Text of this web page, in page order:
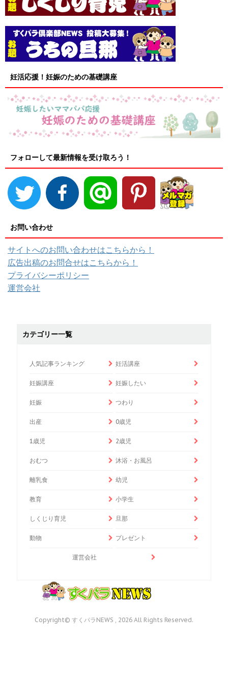
妊活応援！妊娠のための基礎講座
フォローして最新情報を受け取ろう！
お問い合わせ
サイトへのお問い合わせはこちらから！
広告出稿のお問合せはこちらから！
プライバシーポリシー
運営会社
カテゴリー一覧
人気記事ランキング 妊活講座
妊娠講座 妊娠したい
妊娠 つわり
出産 0歳児
1歳児 2歳児
おむつ 沐浴・お風呂
離乳食 幼児
教育 小学生
しくじり育児 旦那
動物 プレゼント
運営会社
Copyright© すくパラNEWS , 2026 All Rights Reserved.